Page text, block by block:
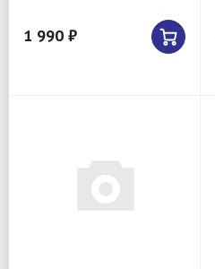
1 990 ₽